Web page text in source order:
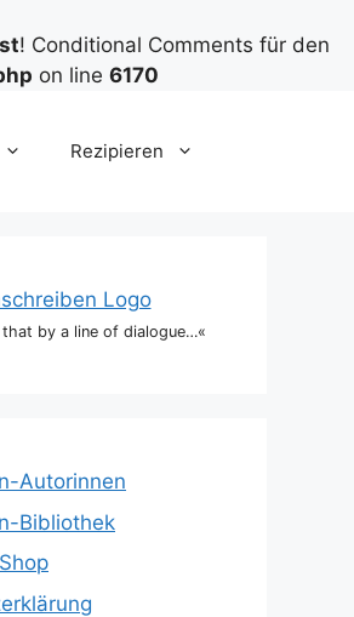
! Conditional Comments für den
on line 6170
Rezipieren
that by a line of dialogue…«
Autorinnen
Bibliothek